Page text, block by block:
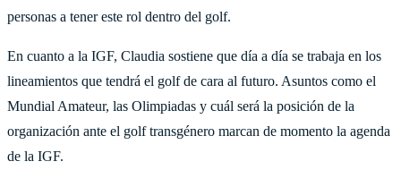
personas a tener este rol dentro del golf.
En cuanto a la IGF, Claudia sostiene que día a día se trabaja en los
lineamientos que tendrá el golf de cara al futuro. Asuntos como el
Mundial Amateur, las Olimpiadas y cuál será la posición de la
organización ante el golf transgénero marcan de momento la agenda
de la IGF.